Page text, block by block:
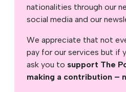
nationalities through our
social media and our
We appreciate that not
pay for our services but if
ask you to support The
making a contribution –